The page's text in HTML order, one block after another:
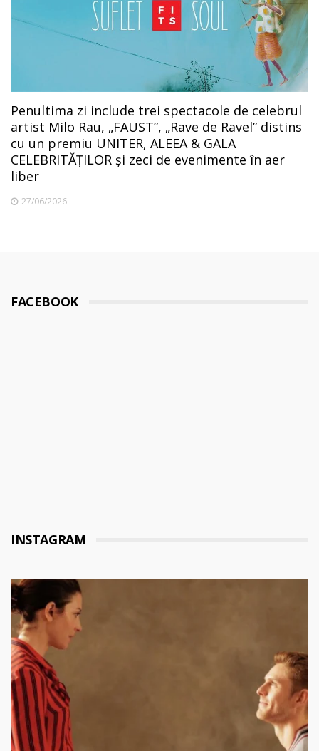
Penultima zi include trei spectacole de celebrul
artist Milo Rau, „FAUST”, „Rave de Ravel” distins
cu un premiu UNITER, ALEEA & GALA
CELEBRITĂȚILOR și zeci de evenimente în aer
liber
27/06/2026
FACEBOOK
INSTAGRAM